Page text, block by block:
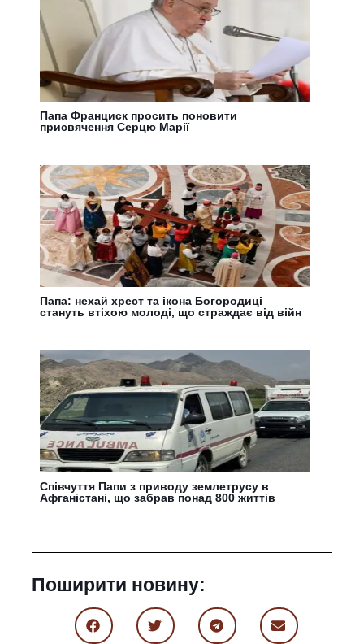
Папа Франциск просить поновити
присвячення Серцю Марії
Папа: нехай хрест та ікона Богородиці
стануть втіхою молоді, що страждає від війн
Співчуття Папи з приводу землетрусу в
Афганістані, що забрав понад 800 життів
Поширити новину: